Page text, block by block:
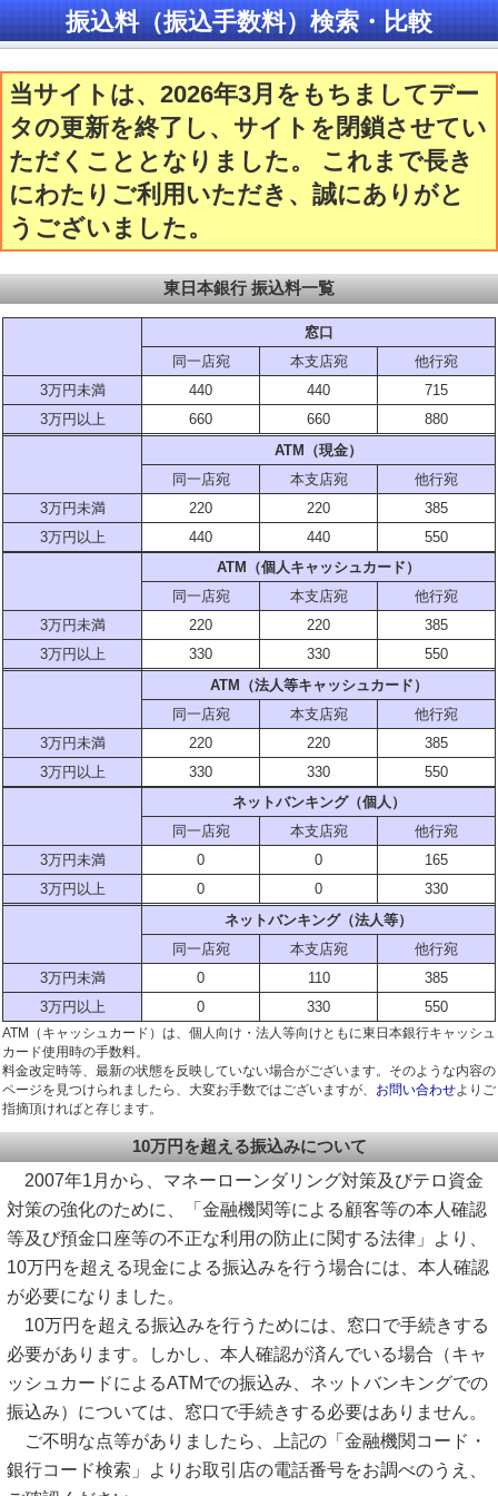
振込料（振込手数料）検索・比較
当サイトは、2026年3月をもちましてデー
タの更新を終了し、サイトを閉鎖させてい
ただくこととなりました。 これまで長き
にわたりご利用いただき、誠にありがと
うございました。
東日本銀行 振込料一覧
窓口
同一店宛
本支店宛
他行宛
3万円未満
440 440
715
3万円以上
660 660
880
ATM（現金）
同一店宛
本支店宛
他行宛
3万円未満
220 220
385
3万円以上
440 440
550
ATM（個人キャッシュカード）
同一店宛
本支店宛
他行宛
3万円未満
220 220
385
3万円以上
330 330
550
ATM（法人等キャッシュカード）
同一店宛
本支店宛
他行宛
3万円未満
220 220
385
3万円以上
330 330
550
ネットバンキング（個人）
同一店宛
本支店宛
他行宛
3万円未満
0 0
165
3万円以上
0 0
330
ネットバンキング（法人等）
同一店宛
本支店宛
他行宛
3万円未満
0 110
385
3万円以上
0 330 550
ATM（キャッシュカード）は、個人向け・法人等向けともに東日本銀行キャッシュ
カード使用時の手数料。
料金改定時等、最新の状態を反映していない場合がございます。そのような内容の
ページを見つけられましたら、大変お手数ではございますが、 お問い合わせよりご
指摘頂ければと存じます。
10万円を超える振込みについて
2007年1月から、マネーローンダリング対策及びテロ資金
対策の強化のために、「金融機関等による顧客等の本人確認
等及び預金口座等の不正な利用の防止に関する法律」より、
10万円を超える現金による振込みを行う場合には、本人確認
が必要になりました。
10万円を超える振込みを行うためには、窓口で手続きする
必要があります。しかし、本人確認が済んでいる場合（キャ
ッシュカードによるATMでの振込み、ネットバンキングでの
振込み）については、窓口で手続きする必要はありません。
ご不明な点等がありましたら、上記の「金融機関コード・
銀行コード検索」よりお取引店の電話番号をお調べのうえ、